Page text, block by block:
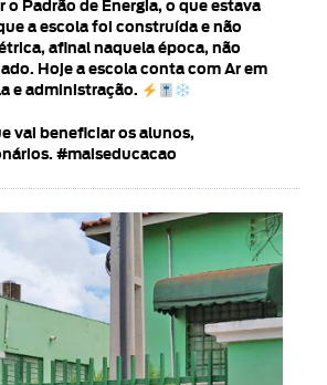
o Padrão de Energia, o que estava
a escola foi construída e não
afinal naquela época, não
Hoje a escola conta com Ar em
e administração.
vai beneficiar os alunos,
#maiseducacao